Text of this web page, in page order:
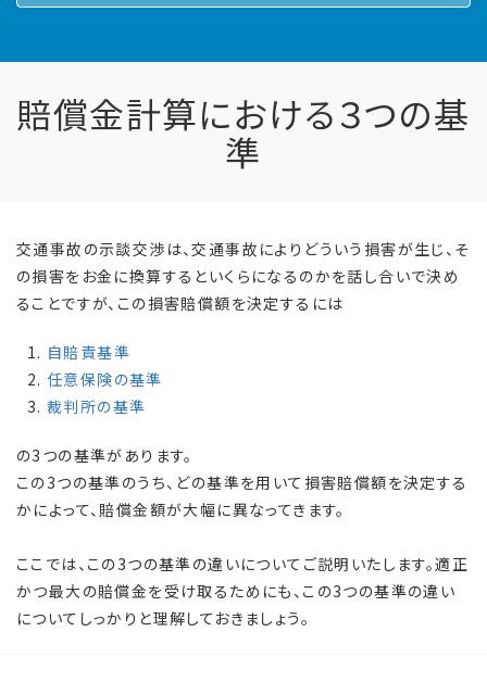
賠償金計算における３つの基
準
交通事故の示談交渉は、交通事故によりどういう損害が生じ、そ
の損害をお金に換算するといくらになるのかを話し合いで決め
ることですが、この損害賠償額を決定するには
自賠責基準
任意保険の基準
裁判所の基準
の3つの基準があります。
この3つの基準のうち、どの基準を用いて損害賠償額を決定する
かによって、賠償金額が大幅に異なってきます。
ここでは、この3つの基準の違いについてご説明いたします。適正
かつ最大の賠償金を受け取るためにも、この3つの基準の違い
についてしっかりと理解しておきましょう。